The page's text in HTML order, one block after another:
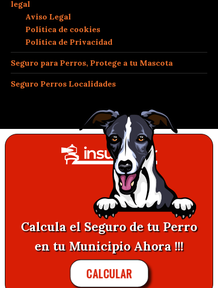
legal
Aviso Legal
Política de cookies
Política de Privacidad
Seguro para Perros, Protege a tu Mascota
Seguro Perros Localidades
Calcula el Seguro de tu Perro
en tu Municipio Ahora !!!
CALCULAR